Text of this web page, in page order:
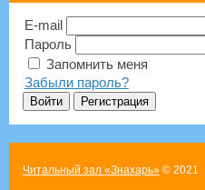
E-mail
Пароль
Запомнить меня
Забыли пароль?
Читальный зал «Знахарь»© 2021